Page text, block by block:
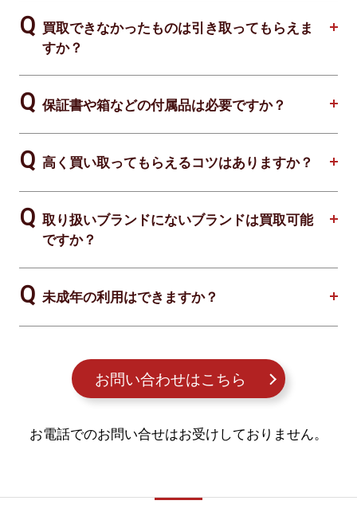
買取できなかったものは引き取ってもらえま
すか？
保証書や箱などの付属品は必要ですか？
高く買い取ってもらえるコツはありますか？
取り扱いブランドにないブランドは買取可能
ですか？
未成年の利用はできますか？
お問い合わせはこちら
お電話でのお問い合せはお受けしておりません。